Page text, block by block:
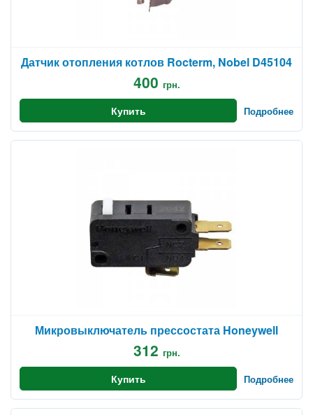
Датчик отопления котлов Rocterm, Nobel D45104
400 грн.
Купить Подробнее
Микровыключатель прессостата Honeywell
312 грн.
Купить Подробнее